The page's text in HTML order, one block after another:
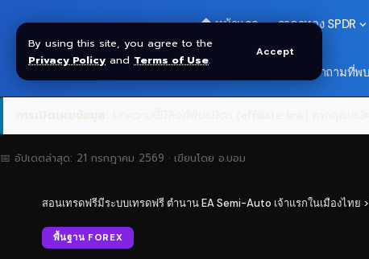
By using this site, you agree to the
Privacy Policy and Terms of Use.
Accept
🏠 หน้าแรก ราคาทอง SPDR
❓ คำถามที่
📅 อัปเดตล่าสุด: 21 กรกฎาคม 2569 · เขียนโดย อ.บอม
สอนเทรดฟรีมีระบบเทรดฟรี ตำนาน EA Semi-Auto เจ้าแรกในเมืองไทย >
พื้นฐาน FOREX